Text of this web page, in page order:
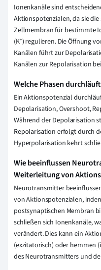
Ionenkanäle sind
Aktionspotenzialen, da sie
Zellmembran für bestimmte
(K⁺) regulieren. Die Öffnung
Kanälen führt zur
Kanälen zur Repolarisation
Welche Phasen
Ein Aktionspotenzial
Depolarisation, Overshoot,
Während der Depolarisation
Repolarisation erfolgt durch
Hyperpolarisation kehrt
Wie beeinflussen
Weiterleitung von
Neurotransmitter
von Aktionspotenzialen,
postsynaptischen Membran
schließen sich Ionenkanäle,
verändert. Dies kann ein
(exzitatorisch) oder hemmen
des Neurotransmitters und